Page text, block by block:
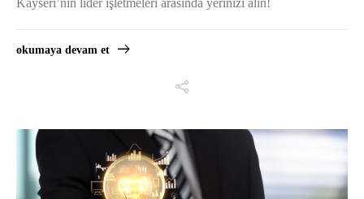
Kayseri’nin lider işletmeleri arasında yerinizi alın!
okumaya devam et